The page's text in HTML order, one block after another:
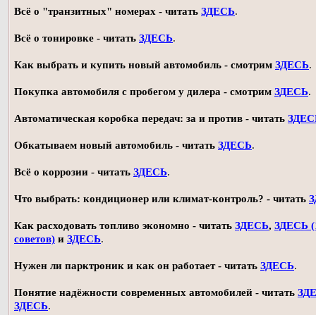
Всё о "транзитных" номерах - читать ЗДЕСЬ.
Всё о тонировке - читать ЗДЕСЬ.
Как выбрать и купить новый автомобиль - смотрим ЗДЕСЬ.
Покупка автомобиля с пробегом у дилера - смотрим ЗДЕСЬ.
Автоматическая коробка передач: за и против - читать
Обкатываем новый автомобиль - читать ЗДЕСЬ.
Всё о коррозии - читать ЗДЕСЬ.
Что выбрать: кондиционер или климат-контроль? - читать
Как расходовать топливо экономно - читать ЗДЕСЬ, ЗДЕСЬ
советов) и ЗДЕСЬ.
Нужен ли парктроник и как он работает - читать ЗДЕСЬ.
Понятие надёжности современных автомобилей - читать
ЗДЕСЬ.